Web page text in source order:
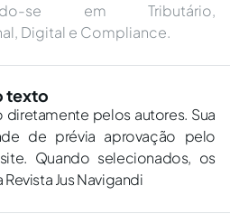
se em Tributário,
Digital e Compliance.
texto
pelos autores. Sua
de prévia aprovação pelo
Quando selecionados, os
Jus Navigandi